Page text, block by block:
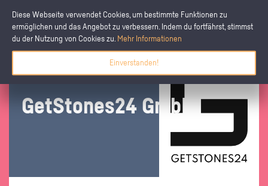
Diese Webseite verwendet Cookies, um bestimmte Funktionen zu
ermöglichen und das Angebot zu verbessern. Indem du fortfährst, stimmst
du der Nutzung von Cookies zu. Mehr Informationen
Einverstanden!
GetS­to­nes24 GmbH